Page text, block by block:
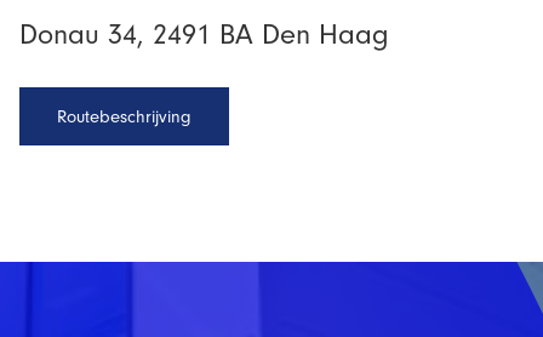
Donau 34, 2491 BA Den Haag
Routebeschrijving